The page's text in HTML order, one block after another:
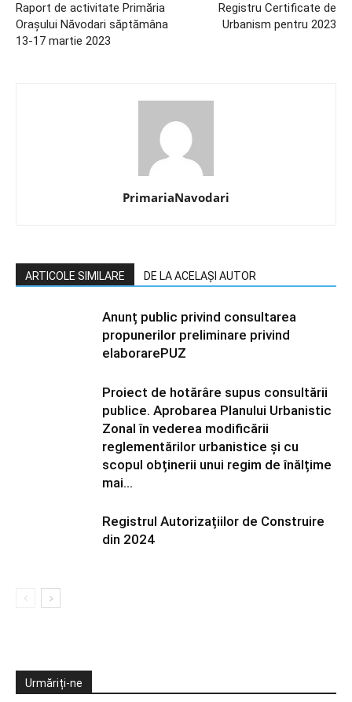
Raport de activitate Primăria
Orașului Năvodari săptămâna
13-17 martie 2023
Registru Certificate de
Urbanism pentru 2023
PrimariaNavodari
ARTICOLE SIMILARE DE LA ACELAȘI AUTOR
Anunț public privind consultarea
propunerilor preliminare privind
elaborarePUZ
Proiect de hotărâre supus consultării
publice. Aprobarea Planului Urbanistic
Zonal în vederea modificării
reglementărilor urbanistice și cu
scopul obținerii unui regim de înălțime
mai...
Registrul Autorizațiilor de Construire
din 2024
Urmăriți-ne